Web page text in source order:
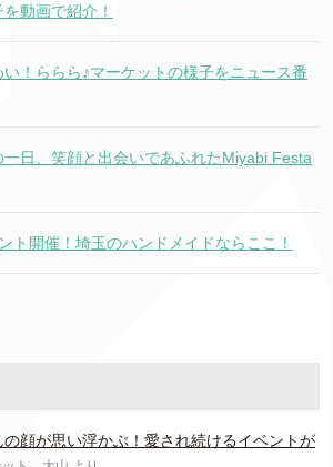
動画で紹介！
！ららら♪マーケットの様子をニュース番
日、笑顔と出会いであふれたMiyabi Festa
ト開催！埼玉のハンドメイドならここ！
顔が思い浮かぶ！愛され続けるイベントが